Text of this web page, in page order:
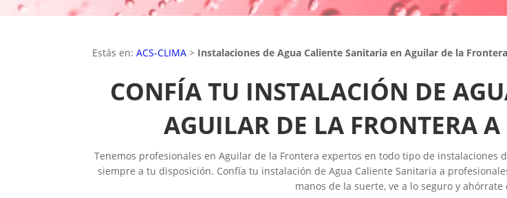
Estás en:ACS-CLIMA > Instalaciones de Agua Caliente Sanitaria en Aguilar de la Frontera
CONFÍA TU INSTALACIÓN DE
AGUILAR DE LA FRONTERA
Tenemos profesionales en Aguilar de la Frontera expertos en todo tipo de instalaciones
siempre a tu disposición. Confía tu instalación de Agua Caliente Sanitaria a
manos de la suerte, ve a lo seguro y